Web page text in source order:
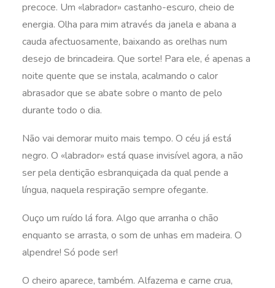
precoce. Um «labrador» castanho-escuro, cheio de
energia. Olha para mim através da janela e abana a
cauda afectuosamente, baixando as orelhas num
desejo de brincadeira. Que sorte! Para ele, é apenas a
noite quente que se instala, acalmando o calor
abrasador que se abate sobre o manto de pelo
durante todo o dia.
Não vai demorar muito mais tempo. O céu já está
negro. O «labrador» está quase invisível agora, a não
ser pela dentição esbranquiçada da qual pende a
língua, naquela respiração sempre ofegante.
Ouço um ruído lá fora. Algo que arranha o chão
enquanto se arrasta, o som de unhas em madeira. O
alpendre! Só pode ser!
O cheiro aparece, também. Alfazema e carne crua,